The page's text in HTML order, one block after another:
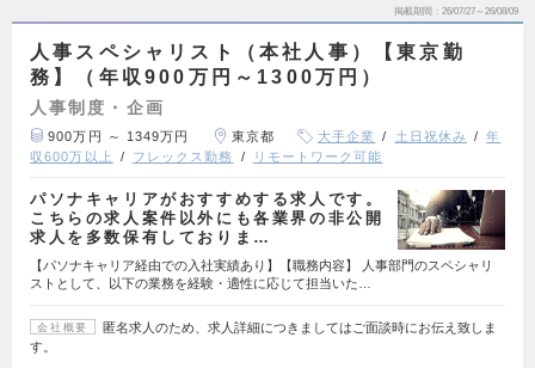
掲載期間 26/07/27～26/08/09
人事スペシャリスト（本社人事）【東京勤
務】（年収900万円～1300万円）
人事制度・企画
900万円 ～ 1349万円 東京都 大手企業 土日祝休み
年
収600万以上
フレックス勤務 リモートワーク可能
パソナキャリアがおすすめする求人です。
こちらの求人案件以外にも各業界の非公開
求人を多数保有しておりま…
【パソナキャリア経由での入社実績あり】【職務内容】 人事部門のスペシャリ
ストとして、以下の業務を経験・適性に応じて担当いた…
会社概要
匿名求人のため、求人詳細につきましてはご面談時にお伝え致しま
す。